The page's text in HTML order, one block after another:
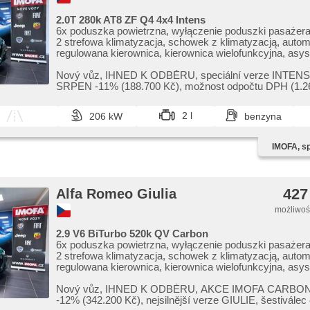
2.0T 280k AT8 ZF Q4 4x4 Intens
6x poduszka powietrzna, wyłączenie poduszki
2 strefowa klimatyzacja, schowek z klimatyzacją,
regulowana kierownica, kierownica wielofunkcyjna,
regulacja foteli, fotele regulowane, wspomaganie układu
kierowniczego, skórzanna tapicerka, fotele sportowe,
wewnętrzny, immobilizer, el. lusterka, podgrzewane
składane lusterka, el. otwieranie bagażnika, felgi
(ASR), regulacja natężenia podwozia, nawigacja
deszczu, czujnik reflektorów, sportowe podwozie,
podwozia (ESP), szyberdach, dach panoramiczny,
kamera, tempomat dotrzymujący odległość,
kierownica, asystent martwego pola, asystent pasa
únavy řidiče, bluetooth, digitální přístrojová deska,
štít, dotykové ovládání palubního počítače, hlasové
palubního počítače, digitální příjem rádia (DAB), asistent
koloně, nouzové brzdění (PEBS), podgrzewane fotele,
mech. różnicowego, automat. blok. mech. różnicowego
Nový vůz,​ IHNED K ODBĚRU,​ speciální verze
SRPEN ​-11% (188.700 Kč),​ možnost odpočtu DPH
206 kW 2 l benzyna
IMOFA,
Alfa Romeo Giulia
2.9 V6 BiTurbo 520k QV Carbon
6x poduszka powietrzna, wyłączenie poduszki
2 strefowa klimatyzacja, schowek z klimatyzacją,
regulowana kierownica, kierownica wielofunkcyjna,
regulacja foteli, fotele regulowane, wspomaganie układu
kierowniczego, skórzanna tapicerka, fotele sportowe,
Nový vůz,​ IHNED K ODBĚRU,​ AKCE IMOFA
-12% (342.200 Kč),​ nejsilnější verze GIULIE,​ šestiválec